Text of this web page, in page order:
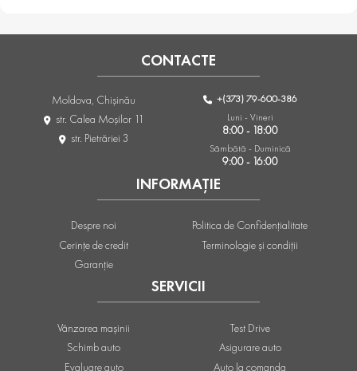
SERVICII
Vânzarea mașinii
Schimb auto
Evaluare auto
Test Drive
Asigurare auto
Auto la comanda
INFORMAȚIE
Despre noi
Cerințe de credit
Garanție
Politica de Confidențialitate
Terminologie și condiții
CONTACTE
Moldova, Chişinău
str. Calea Moşilor 11
str. Pietrăriei 3
+(373) 79-600-386
Luni - Vineri
8:00 - 18:00
Sâmbătă - Duminică
9:00 - 16:00